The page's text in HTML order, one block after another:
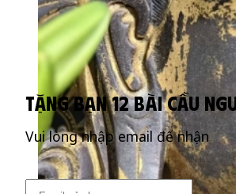
Tặng bạn 12 bài cầu
Vui lòng nhập email để nhận